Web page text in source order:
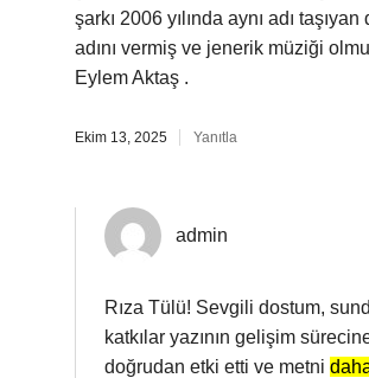
şarkı 2006 yılında aynı adı
adını vermiş ve jenerik müziği
Eylem Aktaş .
Ekim 13, 2025 Yanıtla
admin
Rıza Tülü! Sevgili dostum,
katkılar yazının gelişim
doğrudan etki etti ve metni